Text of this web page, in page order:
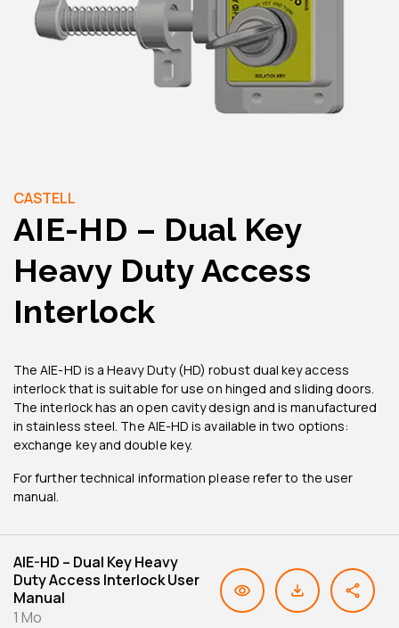
CASTELL
AIE-HD – Dual Key
Heavy Duty Access
Interlock
The AIE-HD is a Heavy Duty (HD) robust dual key access
interlock that is suitable for use on hinged and sliding doors.
The interlock has an open cavity design and is manufactured
in stainless steel. The AIE-HD is available in two options:
exchange key and double key.
For further technical information please refer to the user
manual.
AIE-HD – Dual Key Heavy
Duty Access Interlock User
Manual
1 Mo